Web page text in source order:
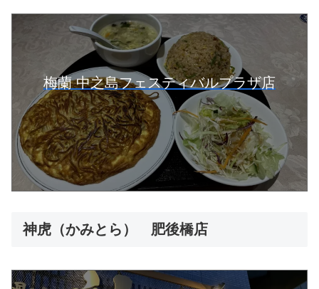
梅蘭 中之島フェスティバルプラザ店
神虎（かみとら） 肥後橋店